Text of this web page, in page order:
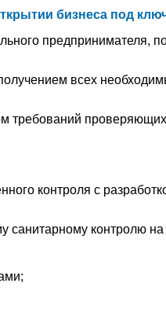
бизнеса под
предпринимателя,
всех
требований проверяющих
контроля с
санитарному контролю на